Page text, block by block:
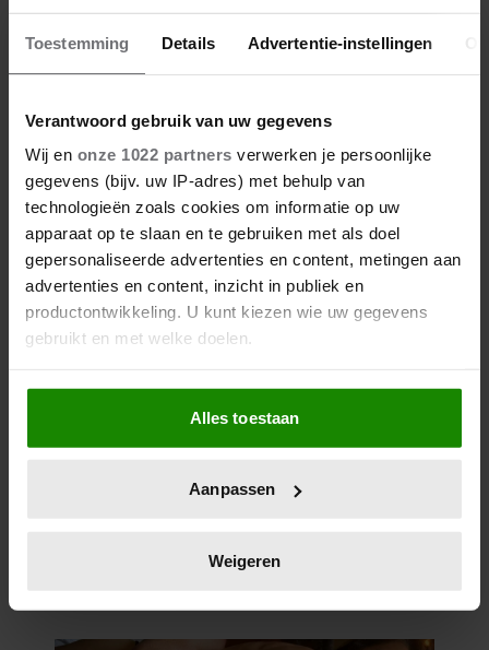
Toestemming Details Advertentie-instellingen
Verantwoord gebruik van uw gegevens
Wij en onze 1022 partners verwerken je persoonlijke
gegevens (bijv. uw IP-adres) met behulp van
technologieën zoals cookies om informatie op uw
apparaat op te slaan en te gebruiken met als doel
gepersonaliseerde advertenties en content, metingen aan
advertenties en content, inzicht in publiek en
productontwikkeling. U kunt kiezen wie uw gegevens
gebruikt en met welke doelen.
Als u het toestaat, willen we ook graag:
Informatie verzamelen over uw geografische
locatie, die tot een paar meter nauwkeurig kan zijn
scannen op specifieke eigenschappen (fingerprinting)
verwerkt en stel uw voorkeuren in het
intrekken in de Cookieverklaring.
Alles toestaan
Aanpassen
Weigeren
Dit is wat slecht slapen écht met
je doet